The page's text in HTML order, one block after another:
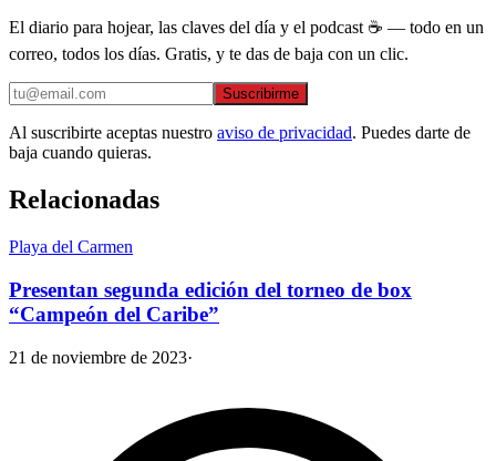
El diario para hojear, las claves del día y el podcast ☕ — todo en un
correo, todos los días. Gratis, y te das de baja con un clic.
Suscribirme
Al suscribirte aceptas nuestro aviso de privacidad. Puedes darte de
baja cuando quieras.
Relacionadas
Playa del Carmen
Presentan segunda edición del torneo de box
“Campeón del Caribe”
21 de noviembre de 2023·